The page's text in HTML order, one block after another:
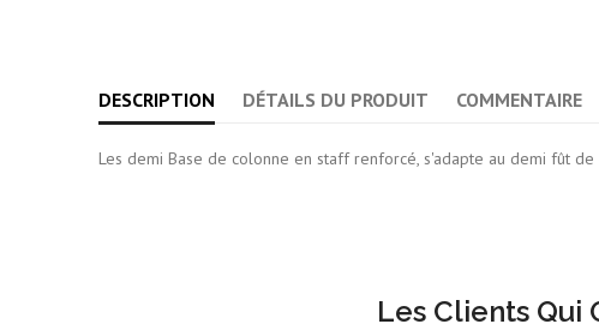
DESCRIPTION DÉTAILS DU PRODUIT COMMENTAIRE
Les demi Base de colonne en staff renforcé, s'adapte au demi fût
Les Clients Qui